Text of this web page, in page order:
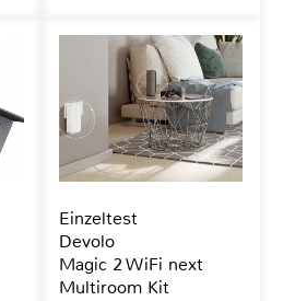
Einzeltest
Devolo
Magic 2 WiFi next
Multiroom Kit